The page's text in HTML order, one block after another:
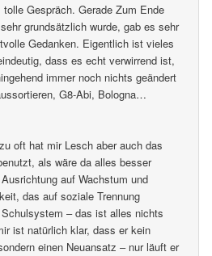
tolle Gespräch. Gerade Zum Ende
grundsätzlich wurde, gab es sehr
Gedanken. Eigentlich ist vieles
dass es echt verwirrend ist,
immer noch nichts geändert
G8-Abi, Bologna…
oft hat mir Lesch aber auch das
als wäre da alles besser
auf Wachstum und
das auf soziale Trennung
– das ist alles nichts
ist natürlich klar, dass er kein
einen Neuansatz – nur läuft er